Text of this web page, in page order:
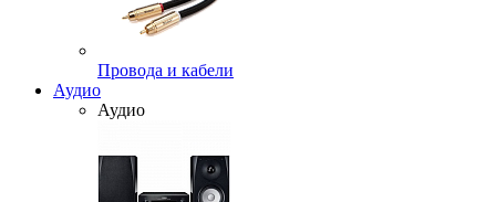
Провода и кабели
Аудио
Аудио